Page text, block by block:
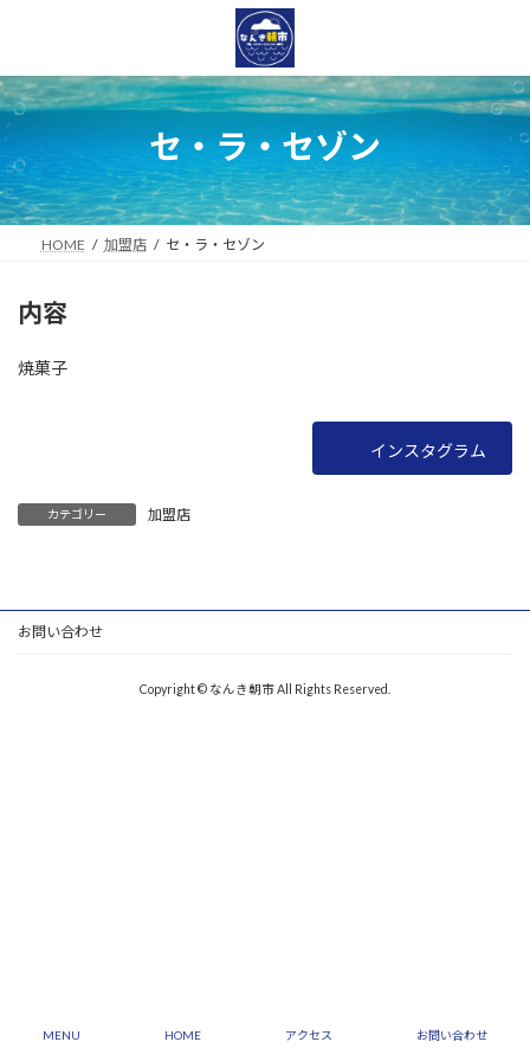
ン
ツ
へ
キ
ッ
プ
ー
シ
ョ
に
移
動
セ・ラ・セゾン
HOME 加盟店 セ・ラ・セゾン
内容
焼菓子
インスタグラム
カテゴリー 加盟店
お問い合わせ
Copyright © なんき朝市 All Rights Reserved.
MENU HOME アクセス お問い合わせ